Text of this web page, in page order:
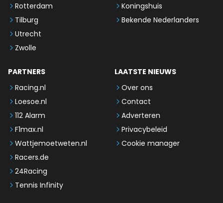
Rotterdam
Tilburg
Utrecht
Zwolle
Koningshuis
Bekende Nederlanders
PARTNERS
Racing.nl
Loesoe.nl
112 Alarm
F1max.nl
Wattjemoetweten.nl
Racers.de
24Racing
Tennis Infinity
LAATSTE NIEUWS
Over ons
Contact
Adverteren
Privacybeleid
Cookie manager